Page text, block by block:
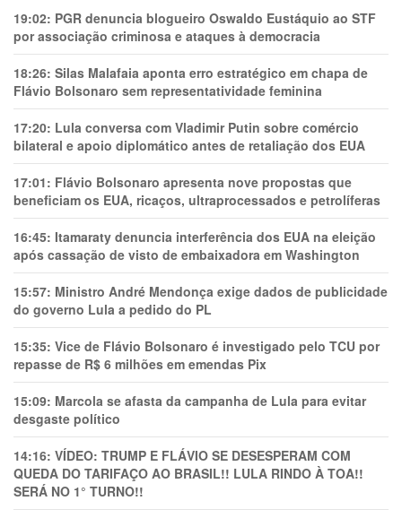
19:02: PGR denuncia blogueiro Oswaldo Eustáquio ao STF
por associação criminosa e ataques à democracia
18:26: Silas Malafaia aponta erro estratégico em chapa de
Flávio Bolsonaro sem representatividade feminina
17:20: Lula conversa com Vladimir Putin sobre comércio
bilateral e apoio diplomático antes de retaliação dos EUA
17:01: Flávio Bolsonaro apresenta nove propostas que
beneficiam os EUA, ricaços, ultraprocessados e petrolíferas
16:45: Itamaraty denuncia interferência dos EUA na eleição
após cassação de visto de embaixadora em Washington
15:57: Ministro André Mendonça exige dados de publicidade
do governo Lula a pedido do PL
15:35: Vice de Flávio Bolsonaro é investigado pelo TCU por
repasse de R$ 6 milhões em emendas Pix
15:09: Marcola se afasta da campanha de Lula para evitar
desgaste político
14:16: VÍDEO: TRUMP E FLÁVIO SE DESESPERAM COM
QUEDA DO TARIFAÇO AO BRASIL!! LULA RINDO À TOA!!
SERÁ NO 1° TURNO!!